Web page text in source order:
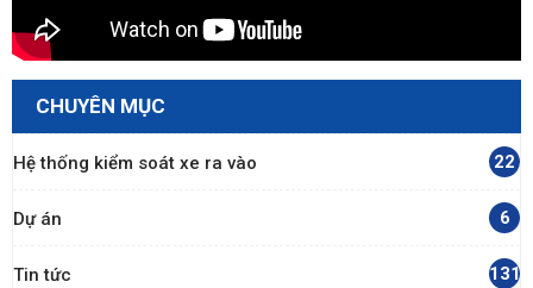
CHUYÊN MỤC
Hệ thống kiểm soát xe ra vào 22
Dự án 6
Tin tức 131